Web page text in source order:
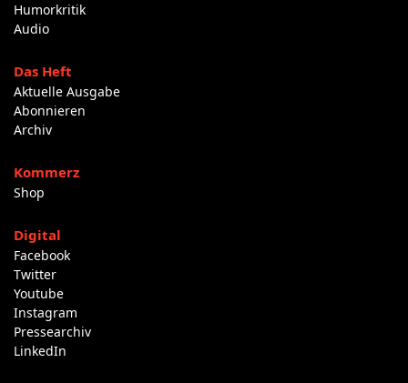
Humorkritik
Audio
Das Heft
Aktuelle Ausgabe
Abonnieren
Archiv
Kommerz
Shop
Digital
Facebook
Twitter
Youtube
Instagram
Pressearchiv
LinkedIn